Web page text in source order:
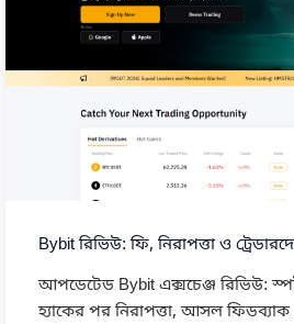
Bybit রিভিউ: ফি, নিরাপত্তা ও
আপডেটেড Bybit এক্সচেঞ্জ রিভিউ:
হ্যাকের পর নিরাপত্তা, আসল ফিডব্যাক